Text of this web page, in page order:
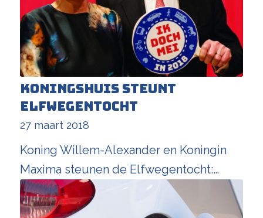
Koningshuis steunt
Elfwegentocht
27 maart 2018
Koning Willem-Alexander en Koningin
Maxima steunen de Elfwegentocht:…